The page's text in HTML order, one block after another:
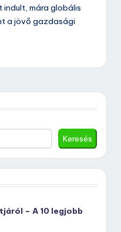
indult, mára globális
a jövő gazdasági
Keresés
– A 10 legjobb